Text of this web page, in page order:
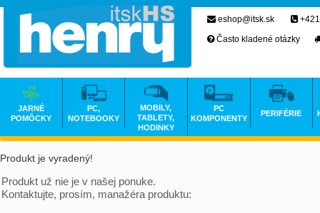
Produkt je vyradený!
Produkt už nie je v našej ponuke.
Kontaktujte, prosím, manažéra produktu:
eshop@itsk.sk
Často kladené otázky
JARNÉ
POMÔCKY
PC,
NOTEBOOKY
MOBILY,
TABLETY,
HODINKY
PC
KOMPONENTY
PERIFÉRIE